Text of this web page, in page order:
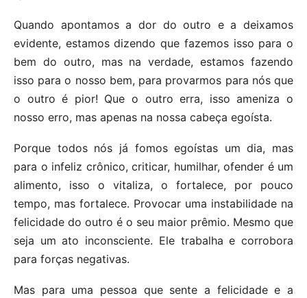
Quando apontamos a dor do outro e a deixamos
evidente, estamos dizendo que fazemos isso para o
bem do outro, mas na verdade, estamos fazendo
isso para o nosso bem, para provarmos para nós que
o outro é pior! Que o outro erra, isso ameniza o
nosso erro, mas apenas na nossa cabeça egoísta.
Porque todos nós já fomos egoístas um dia, mas
para o infeliz crônico, criticar, humilhar, ofender é um
alimento, isso o vitaliza, o fortalece, por pouco
tempo, mas fortalece. Provocar uma instabilidade na
felicidade do outro é o seu maior prêmio. Mesmo que
seja um ato inconsciente. Ele trabalha e corrobora
para forças negativas.
Mas para uma pessoa que sente a felicidade e a